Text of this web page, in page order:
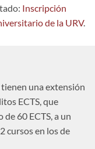
Inscripción
de la URV.
tienen una extensión
ECTS, que
60 ECTS, a un
cursos en los de